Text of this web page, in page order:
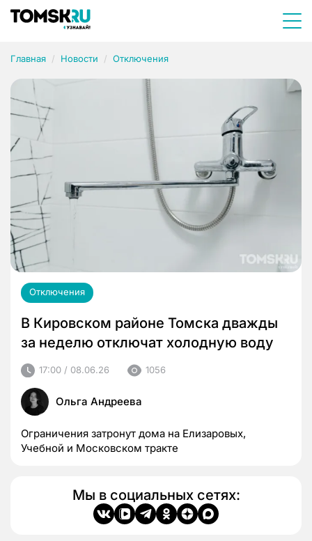
Главная Новости Отключения
Отключения
В Кировском районе Томска дважды
за неделю отключат холодную воду
17:00 / 08.06.26 1056
Ольга Андреева
Ограничения затронут дома на Елизаровых,
Учебной и Московском тракте
Мы в социальных сетях: